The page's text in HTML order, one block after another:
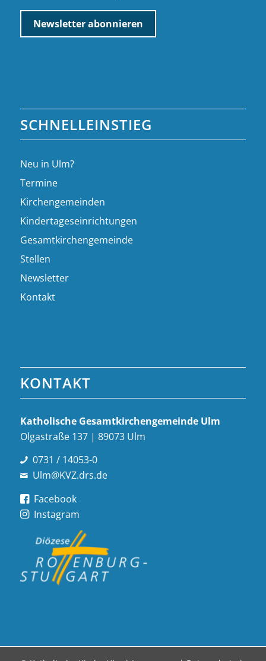
SCHNELLEINSTIEG
Neu in Ulm?
Termine
Kirchengemeinden
Kindertageseinrichtungen
Gesamtkirchengemeinde
Stellen
Newsletter
Kontakt
KONTAKT
Katholische Gesamt­kirchen­gemeinde Ulm
Olgastraße 137 | 89073 Ulm
0731 / 14053-0
Ulm@KVZ.drs.de
Facebook
Instagram